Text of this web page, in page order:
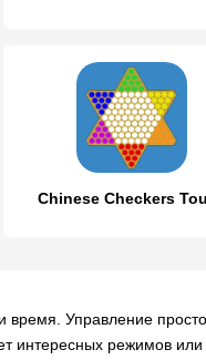
Chinese Checkers
Управление
интересных режимов